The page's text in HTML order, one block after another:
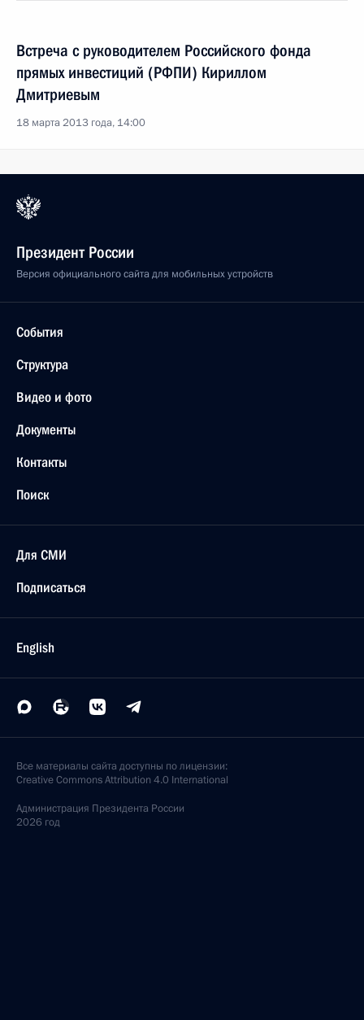
Встреча с руководителем Российского фонда
прямых инвестиций (РФПИ) Кириллом
Дмитриевым
18 марта 2013 года, 14:00
Президент России
Версия официального сайта для мобильных устройств
События
Структура
Видео и фото
Документы
Контакты
Поиск
Для СМИ
Подписаться
English
Все материалы сайта доступны по лицензии:
Creative Commons Attribution 4.0 International
Администрация Президента России
2026 год